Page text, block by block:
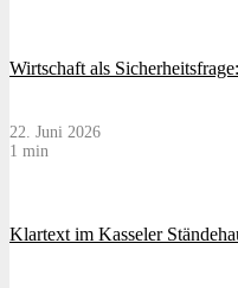
Wirtschaft als
22. Juni 2026
1 min
Klartext im Kasseler